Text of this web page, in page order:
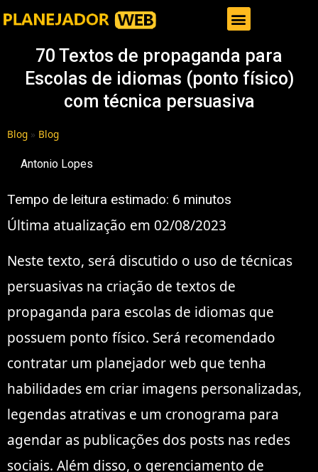
70 Textos de propaganda para
Escolas de idiomas (ponto físico)
com técnica persuasiva
Blog » Blog
Antonio Lopes
Tempo de leitura estimado: 6 minutos
Última atualização em 02/08/2023
Neste texto, será discutido o uso de técnicas
persuasivas na criação de textos de
propaganda para escolas de idiomas que
possuem ponto físico. Será recomendado
contratar um planejador web que tenha
habilidades em criar imagens personalizadas,
legendas atrativas e um cronograma para
agendar as publicações dos posts nas redes
sociais. Além disso, o gerenciamento de